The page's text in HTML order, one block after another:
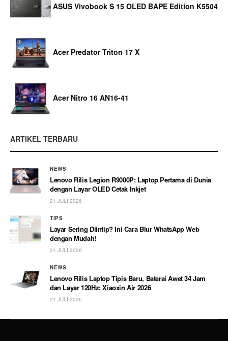
ASUS Vivobook S 15 OLED BAPE Edition K5504
Acer Predator Triton 17 X
Acer Nitro 16 AN16-41
ARTIKEL TERBARU
NEWS
Lenovo Rilis Legion R9000P: Laptop Pertama di Dunia
dengan Layar OLED Cetak Inkjet
21 JULI 2026
TIPS
Layar Sering Diintip? Ini Cara Blur WhatsApp Web
dengan Mudah!
21 JULI 2026
NEWS
Lenovo Rilis Laptop Tipis Baru, Baterai Awet 34 Jam
dan Layar 120Hz: Xiaoxin Air 2026
21 JULI 2026